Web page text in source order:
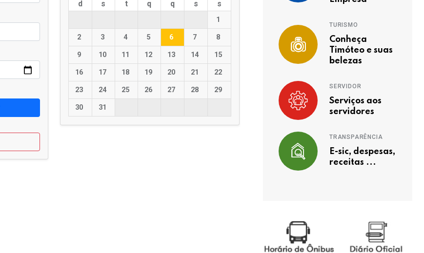
d s t q q s s
1
2 3 4 5 6 7 8
9 10 11 12 13 14 15
16 17 18 19 20 21 22
23 24 25 26 27 28 29
30 31
TURISMO
Conheça
Timóteo e suas
belezas
SERVIDOR
Serviços aos
servidores
TRANSPARÊNCIA
E-sic, despesas,
receitas ...